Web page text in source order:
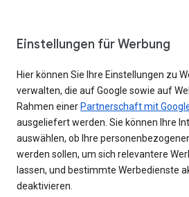
Einstellungen für Werbung
Hier können Sie Ihre Einstellungen zu
verwalten, die auf Google sowie auf
Rahmen einer Partnerschaft mit
ausgeliefert werden. Sie können Ihre
auswählen, ob Ihre
werden sollen, um sich relevantere
lassen, und bestimmte Werbedienste
deaktivieren.